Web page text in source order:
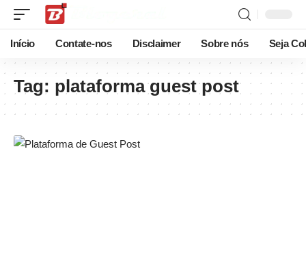
Início Contate-nos Disclaimer Sobre nós Seja
Tag: plataforma guest post